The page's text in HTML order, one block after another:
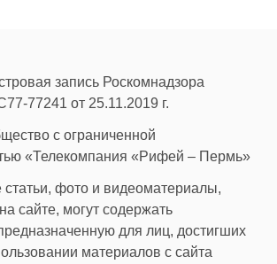
запись Роскомнадзора
77241 от 25.11.2019 г.
с ограниченной
«Телекомпания «Рифей – Пермь»
фото и видеоматериалы,
сайте, могут содержать
для лиц, достигших
материалов с сайта